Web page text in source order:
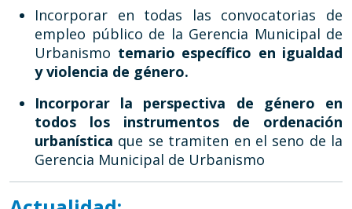
Incorporar en todas las convocatorias de
empleo público de la Gerencia Municipal de
Urbanismo temario específico en igualdad
y violencia de género.
Incorporar la perspectiva de género en
todos los instrumentos de ordenación
urbanística que se tramiten en el seno de la
Gerencia Municipal de Urbanismo